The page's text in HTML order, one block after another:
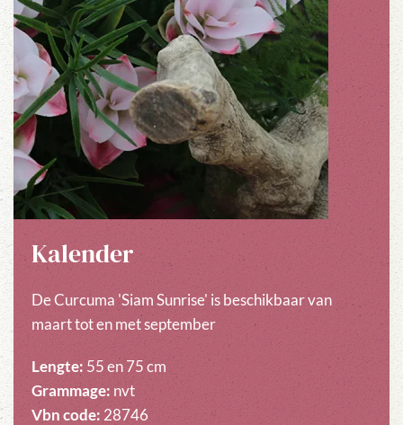
Kalender
De Curcuma 'Siam Sunrise' is beschikbaar van
maart tot en met september
Lengte: 55 en 75 cm
Grammage: nvt
Vbn code: 28746